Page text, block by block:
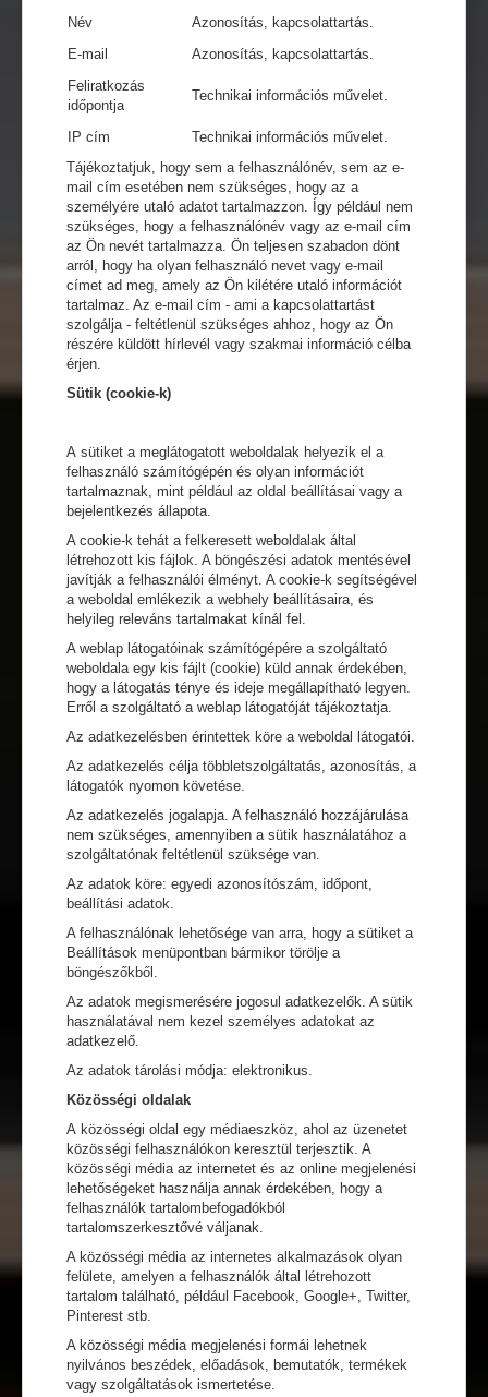
Név
Azonosítás, kapcsolattartás.
E-mail
Azonosítás, kapcsolattartás.
Feliratkozás
időpontja
Technikai információs művelet.
IP cím
Technikai információs művelet.
Tájékoztatjuk, hogy sem a felhasználónév, sem az e-
mail cím esetében nem szükséges, hogy az a
személyére utaló adatot tartalmazzon. Így például nem
szükséges, hogy a felhasználónév vagy az e-mail cím
az Ön nevét tartalmazza. Ön teljesen szabadon dönt
arról, hogy ha olyan felhasználó nevet vagy e-mail
címet ad meg, amely az Ön kilétére utaló információt
tartalmaz. Az e-mail cím - ami a kapcsolattartást
szolgálja - feltétlenül szükséges ahhoz, hogy az Ön
részére küldött hírlevél vagy szakmai információ célba
érjen.
Sütik (cookie-k)
A sütiket a meglátogatott weboldalak helyezik el a
felhasználó számítógépén és olyan információt
tartalmaznak, mint például az oldal beállításai vagy a
bejelentkezés állapota.
A cookie-k tehát a felkeresett weboldalak által
létrehozott kis fájlok. A böngészési adatok mentésével
javítják a felhasználói élményt. A cookie-k segítségével
a weboldal emlékezik a webhely beállításaira, és
helyileg releváns tartalmakat kínál fel.
A weblap látogatóinak számítógépére a szolgáltató
weboldala egy kis fájlt (cookie) küld annak érdekében,
hogy a látogatás ténye és ideje megállapítható legyen.
Erről a szolgáltató a weblap látogatóját tájékoztatja.
Az adatkezelésben érintettek köre a weboldal látogatói.
Az adatkezelés célja többletszolgáltatás, azonosítás, a
látogatók nyomon követése.
Az adatkezelés jogalapja. A felhasználó hozzájárulása
nem szükséges, amennyiben a sütik használatához a
szolgáltatónak feltétlenül szüksége van.
Az adatok köre: egyedi azonosítószám, időpont,
beállítási adatok.
A felhasználónak lehetősége van arra, hogy a sütiket a
Beállítások menüpontban bármikor törölje a
böngészőkből.
Az adatok megismerésére jogosul adatkezelők. A sütik
használatával nem kezel személyes adatokat az
adatkezelő.
Az adatok tárolási módja: elektronikus.
Közösségi oldalak
A közösségi oldal egy médiaeszköz, ahol az üzenetet
közösségi felhasználókon keresztül terjesztik. A
közösségi média az internetet és az online megjelenési
lehetőségeket használja annak érdekében, hogy a
felhasználók tartalombefogadókból
tartalomszerkesztővé váljanak.
A közösségi média az internetes alkalmazások olyan
felülete, amelyen a felhasználók által létrehozott
tartalom található, például Facebook, Google+, Twitter,
Pinterest stb.
A közösségi média megjelenési formái lehetnek
nyilvános beszédek, előadások, bemutatók, termékek
vagy szolgáltatások ismertetése.